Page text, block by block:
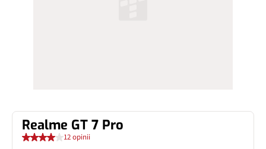
Realme GT 7 Pro
12 opinii